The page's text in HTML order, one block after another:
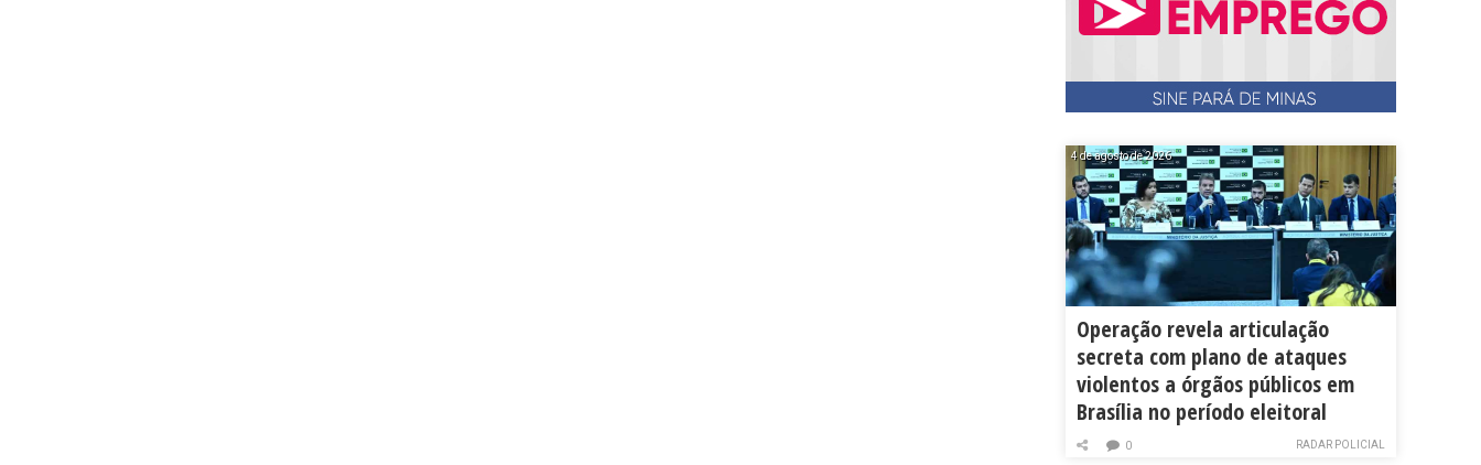
4 de agosto de 2026
Operação revela articulação
secreta com plano de ataques
violentos a órgãos públicos em
Brasília no período eleitoral
RADAR POLICIAL
0